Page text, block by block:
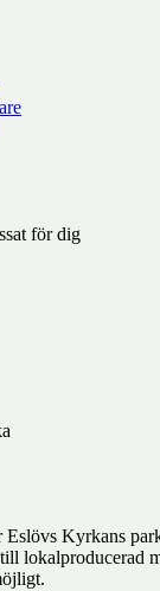
för dig
Eslövs Kyrkans
lokalproducerad